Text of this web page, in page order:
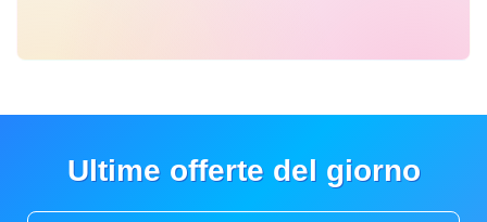
Ultime offerte del giorno